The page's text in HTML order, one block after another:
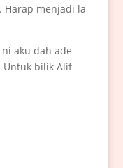
Harap menjadi la
aku dah ade
Untuk bilik Alif